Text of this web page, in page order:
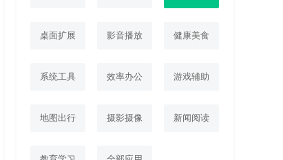
桌面扩展 影音播放 健康美食
系统工具 效率办公 游戏辅助
地图出行 摄影摄像 新闻阅读